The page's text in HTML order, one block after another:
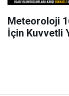
Meteoroloji
İçin Kuvvetli